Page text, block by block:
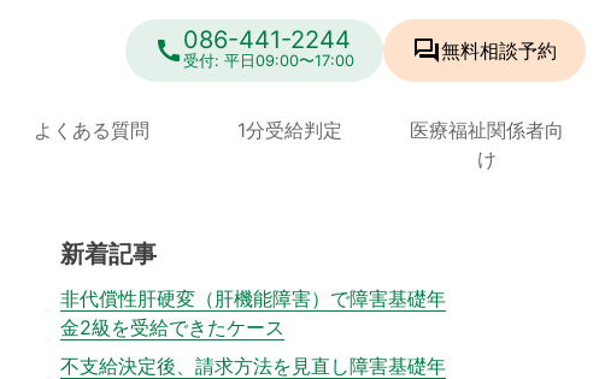
call086-441-2244
受付: 平日09:00〜17:00 forum無料相談予約
よくある質問 1分受給判定
医療福祉関係者向
け
新着記事
非代償性肝硬変（肝機能障害）で障害基礎年
金2級を受給できたケース
不支給決定後、請求方法を見直し障害基礎年